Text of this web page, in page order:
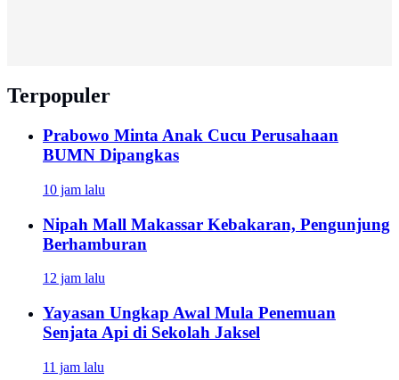
Terpopuler
Prabowo Minta Anak Cucu Perusahaan
BUMN Dipangkas
10 jam lalu
Nipah Mall Makassar Kebakaran, Pengunjung
Berhamburan
12 jam lalu
Yayasan Ungkap Awal Mula Penemuan
Senjata Api di Sekolah Jaksel
11 jam lalu